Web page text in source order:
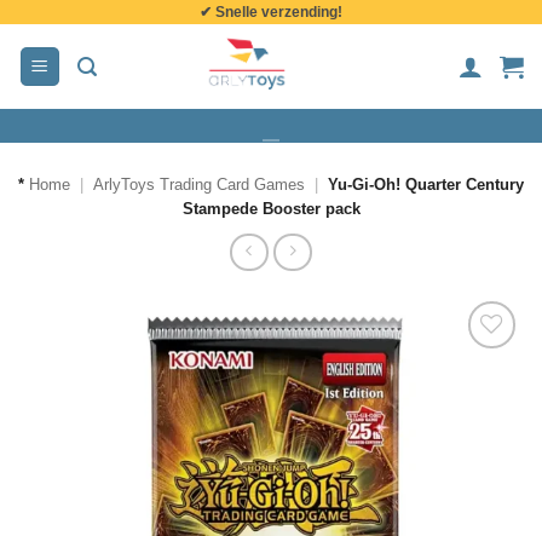
inhoud
✔ Snelle verzending!
* Home ArlyToys Trading Card Games
Yu-Gi-Oh! Quarter Century
Stampede Booster pack